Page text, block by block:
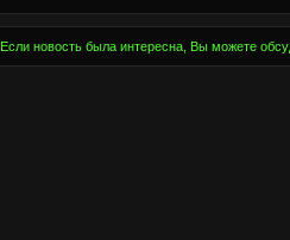
Если новость была интересна, Вы можете